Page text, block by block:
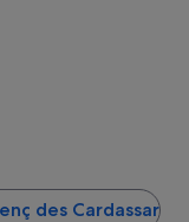
des Cardassar